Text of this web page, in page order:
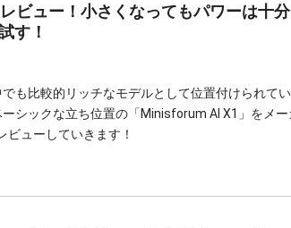
ビュー！小さくなってもパワーは十
す！
も比較的リッチなモデルとして位置付けられて
シックな立ち位置の「Minisforum AI X1」をメ
ビューしていきます！